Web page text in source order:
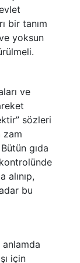
bir tanım
yoksun
ve
sözleri
zam
gıda
alınıp,
bu
için